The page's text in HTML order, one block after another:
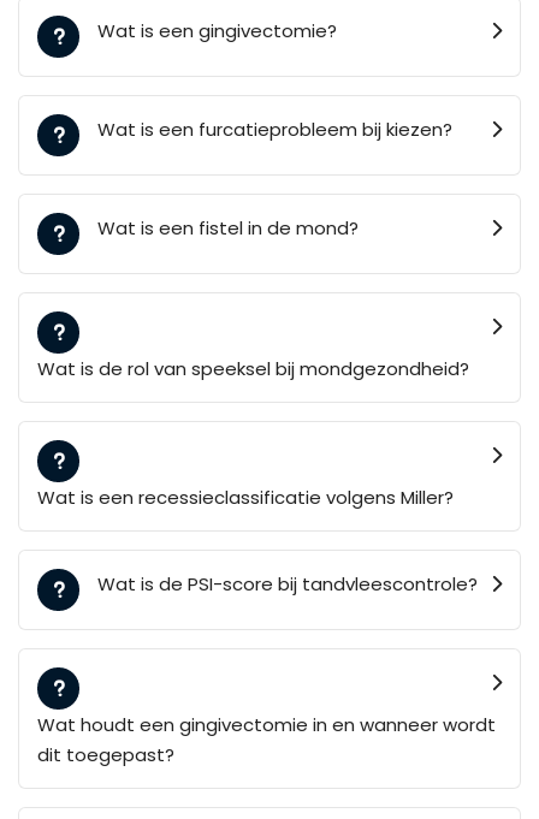
Wat is een gingivectomie?
Wat is een furcatieprobleem bij kiezen?
Wat is een fistel in de mond?
Wat is de rol van speeksel bij mondgezondheid?
Wat is een recessieclassificatie volgens Miller?
Wat is de PSI-score bij tandvleescontrole?
Wat houdt een gingivectomie in en wanneer wordt
dit toegepast?